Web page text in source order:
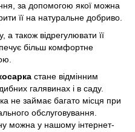
за допомогою якої можна
її на натуральне добриво.
а також відрегулювати її
більш комфортне
стане відмінним
галявинах і в саду.
не займає багато місця при
обслуговування.
можна у нашому інтернет-